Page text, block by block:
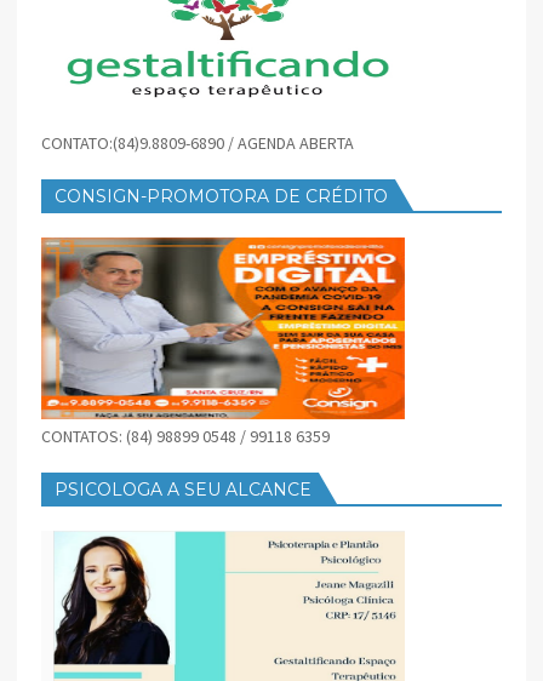
CONTATO:(84)9.8809-6890 / AGENDA ABERTA
CONSIGN-PROMOTORA DE CRÉDITO
CONTATOS: (84) 98899 0548 / 99118 6359
PSICOLOGA A SEU ALCANCE